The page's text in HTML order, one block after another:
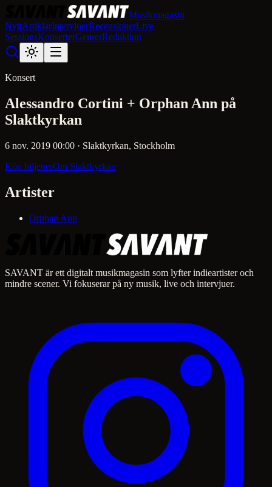
Musikmagasin
NyttArtiklarIntervjuerRecensionerLive
SessionsKonserterGenrerRedaktion
Konsert
Alessandro Cortini + Orphan Ann på
Slaktkyrkan
6 nov. 2019 00:00 · Slaktkyrkan, Stockholm
Köp biljetterOm Slaktkyrkan
Artister
Orphan Ann
SAVANT är ett digitalt musikmagasin som lyfter indieartister och
mindre scener. Vi fokuserar på ny musik, live och intervjuer.